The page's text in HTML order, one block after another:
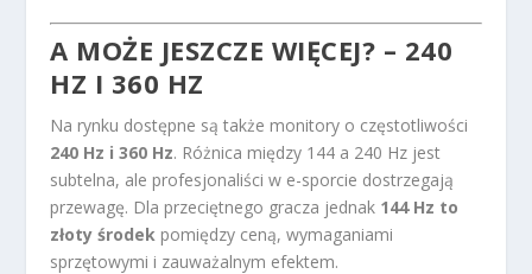
A MOŻE JESZCZE WIĘCEJ? – 240
HZ I 360 HZ
Na rynku dostępne są także monitory o częstotliwości
240 Hz i 360 Hz. Różnica między 144 a 240 Hz jest
subtelna, ale profesjonaliści w e-sporcie dostrzegają
przewagę. Dla przeciętnego gracza jednak 144 Hz to
złoty środek pomiędzy ceną, wymaganiami
sprzętowymi i zauważalnym efektem.